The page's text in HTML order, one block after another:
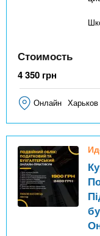
Стоимость
4 350 грн
Онлайн Харьков